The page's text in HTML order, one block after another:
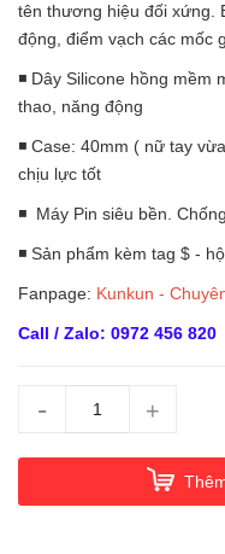
tên thương hiệu đối xứng.
động, điểm vạch các mốc
◾ Dây Silicone hồng
thao, năng động
◾ Case: 40mm ( nữ tay
chịu lực tốt
◾ Máy Pin siêu bền.
◾ Sản phẩm kèm tag $ -
Fanpage: Kunkun -
Call / Zalo: 0972 456 820
- +